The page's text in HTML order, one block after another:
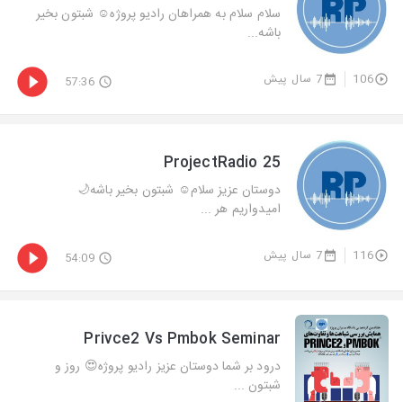
سلام سلام به همراهان رادیو پروژه☺️ شبتون بخير
باشه...
106 7 سال پیش 57:36
ProjectRadio 25
دوستان عزيز سلام☺️ شبتون بخير باشه🌙
اميدواريم هر ...
116 7 سال پیش 54:09
Privce2 Vs Pmbok Seminar
درود بر شما دوستان عزیز رادیو پروژه😍 روز و
شبتون ...